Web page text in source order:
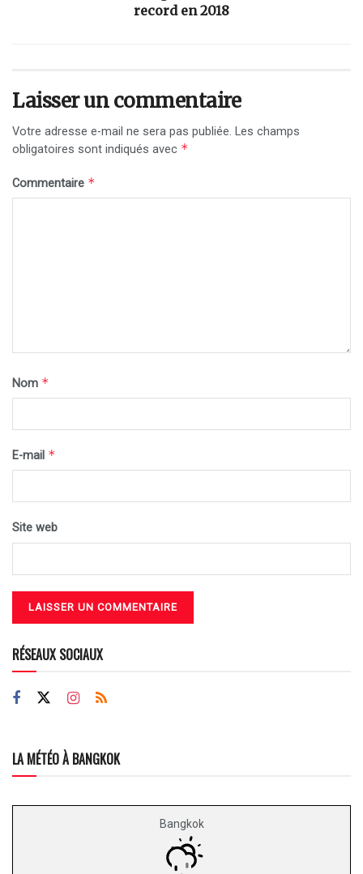
record en 2018
Laisser un commentaire
Votre adresse e-mail ne sera pas publiée. Les champs
obligatoires sont indiqués avec *
Commentaire *
Nom *
E-mail *
Site web
RÉSEAUX SOCIAUX
LA MÉTÉO À BANGKOK
Bangkok